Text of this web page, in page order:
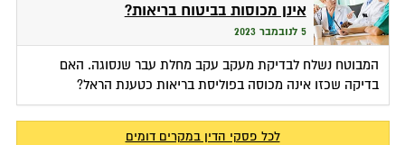
אינן מכוסות בביטוח בריאות?
5 לנובמבר 2023
המבוטח נשלח לבדיקת מעקב עקב מחלת עבר שנסוגה. האם
בדיקה שכזו אינה מכוסה בפוליסת בריאות כטענת הראל?
לכל פסקי הדין במקרים דומים